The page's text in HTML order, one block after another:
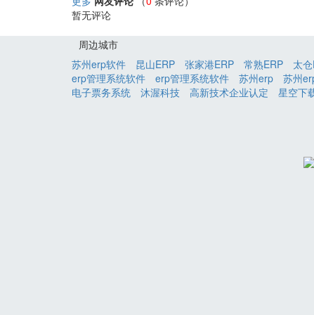
暂无评论
周边城市
苏州erp软件
昆山ERP 张家港ERP 常熟ERP 太
erp管理系统软件
erp管理系统软件 苏州erp 苏州
电子票务系统
沐渥科技 高新技术企业认定 星空下